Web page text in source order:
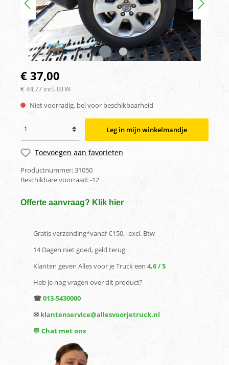
€ 37,00
€ 44,77 incl. BTW
Niet voorradig, bel voor beschikbaarheid
Leg in mijn winkelmandje
Toevoegen aan favorieten
Productnummer:31050
Beschikbare voorraad:-12
Offerte aanvraag? Klik hier
Gratis verzending*vanaf €150,- excl. Btw
14 Dagen niet goed, geld terug
Klanten geven Alles voor je Truck een 4,6 / 5
Heb je nog vragen over dit product?
☎013-5430000
✉ klantenservice@allesvoorjetruck.nl
💬 Chat met ons